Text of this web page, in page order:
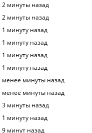
2 минуты назад
2 минуты назад
1 минуту назад
1 минуту назад
1 минуту назад
1 минуту назад
менее минуты назад
менее минуты назад
3 минуты назад
1 минуту назад
9 минут назад